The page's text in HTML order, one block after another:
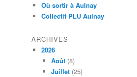
Où sortir à Aulnay
Collectif PLU Aulnay
ARCHIVES
2026
Août (8)
Juillet (25)